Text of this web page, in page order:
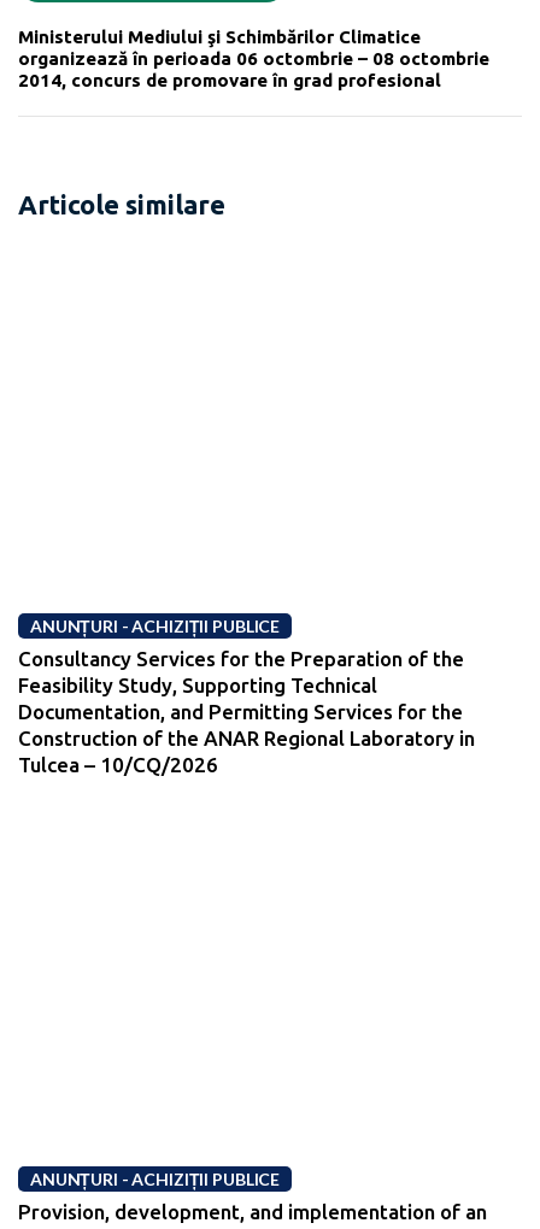
Ministerului Mediului şi Schimbărilor Climatice
organizează în perioada 06 octombrie – 08 octombrie
2014, concurs de promovare în grad profesional
Articole similare
ANUNȚURI - ACHIZIȚII PUBLICE
Consultancy Services for the Preparation of the
Feasibility Study, Supporting Technical
Documentation, and Permitting Services for the
Construction of the ANAR Regional Laboratory in
Tulcea – 10/CQ/2026
ANUNȚURI - ACHIZIȚII PUBLICE
Provision, development, and implementation of an